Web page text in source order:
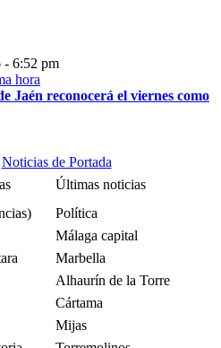
- 6:52 pm
Jaén reconocerá el viernes como
Noticias de Portada
Últimas noticias
Política
Málaga capital
Marbella
Alhaurín de la Torre
Cártama
Mijas